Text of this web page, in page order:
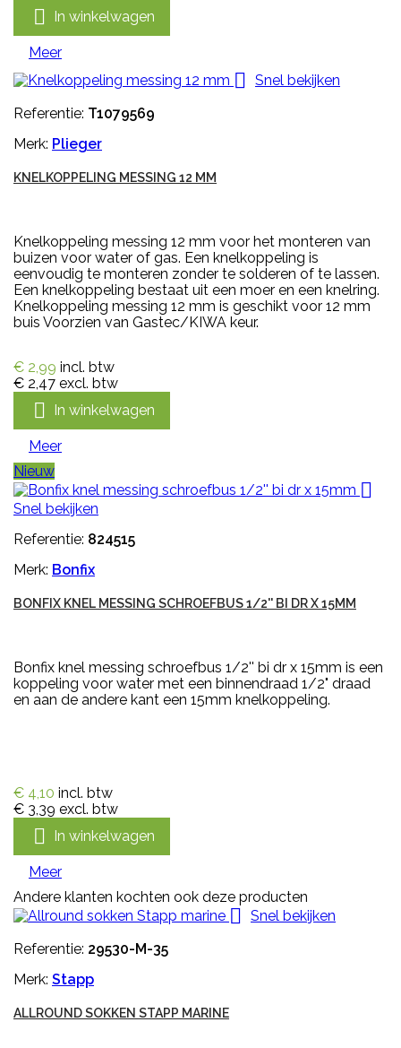
 In winkelwagen
Meer

Snel bekijken
Referentie: T1079569
Merk: Plieger
KNELKOPPELING MESSING 12 MM
Knelkoppeling messing 12 mm voor het monteren van
buizen voor water of gas. Een knelkoppeling is
eenvoudig te monteren zonder te solderen of te lassen.
Een knelkoppeling bestaat uit een moer en een knelring.
Knelkoppeling messing 12 mm is geschikt voor 12 mm
buis Voorzien van Gastec/KIWA keur.
€ 2,99 incl. btw
€ 2,47 excl. btw
 In winkelwagen
Meer
Nieuw

Snel bekijken
Referentie: 824515
Merk: Bonfix
BONFIX KNEL MESSING SCHROEFBUS 1/2'' BI DR X 15MM
Bonfix knel messing schroefbus 1/2'' bi dr x 15mm is een
koppeling voor water met een binnendraad 1/2" draad
en aan de andere kant een 15mm knelkoppeling.
€ 4,10 incl. btw
€ 3,39 excl. btw
 In winkelwagen
Meer
Andere klanten kochten ook deze producten

Snel bekijken
Referentie: 29530-M-35
Merk: Stapp
ALLROUND SOKKEN STAPP MARINE